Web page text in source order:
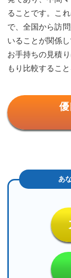
ることです。こ
で、全国から訪
いることが関係し
お手持ちの見積
もり比較すること